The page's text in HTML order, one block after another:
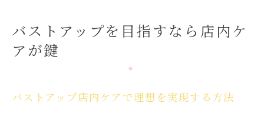
店内で得るバストアップの長期的メリット
バストアップ店内体験で意識したいポイン
バストアップ維持のための店内サポート活
バストアップを目指すなら店内ケ
アが鍵
バストアップ店内ケアで理想を実現する方法